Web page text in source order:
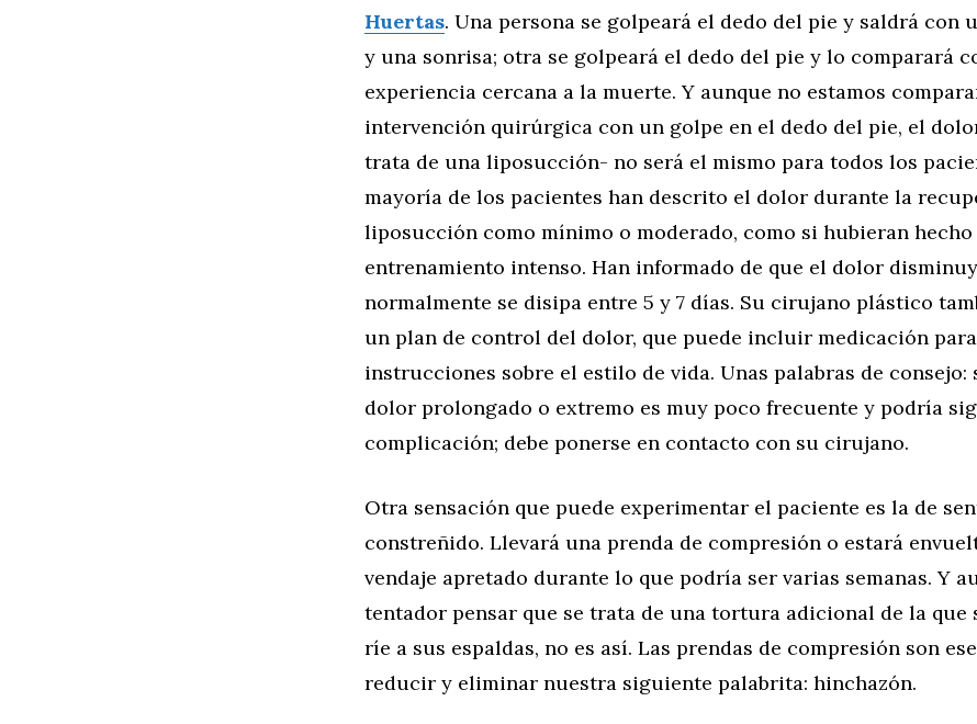
Huertas. Una persona se golpeará el dedo del pie y saldrá con
y una sonrisa; otra se golpeará el dedo del pie y lo comparará
experiencia cercana a la muerte. Y aunque no estamos
intervención quirúrgica con un golpe en el dedo del pie, el
trata de una liposucción- no será el mismo para todos los
mayoría de los pacientes han descrito el dolor durante la
liposucción como mínimo o moderado, como si hubieran
entrenamiento intenso. Han informado de que el dolor
normalmente se disipa entre 5 y 7 días. Su cirujano plástico
un plan de control del dolor, que puede incluir medicación
instrucciones sobre el estilo de vida. Unas palabras de consejo:
dolor prolongado o extremo es muy poco frecuente y podría
complicación; debe ponerse en contacto con su cirujano.
Otra sensación que puede experimentar el paciente es la de
constreñido. Llevará una prenda de compresión o estará
vendaje apretado durante lo que podría ser varias semanas. Y
tentador pensar que se trata de una tortura adicional de la que
ríe a sus espaldas, no es así. Las prendas de compresión son
reducir y eliminar nuestra siguiente palabrita: hinchazón.